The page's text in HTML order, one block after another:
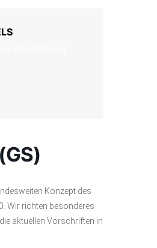
Konzept des
Wir richten besonderes
aktuellen Vorschriften in